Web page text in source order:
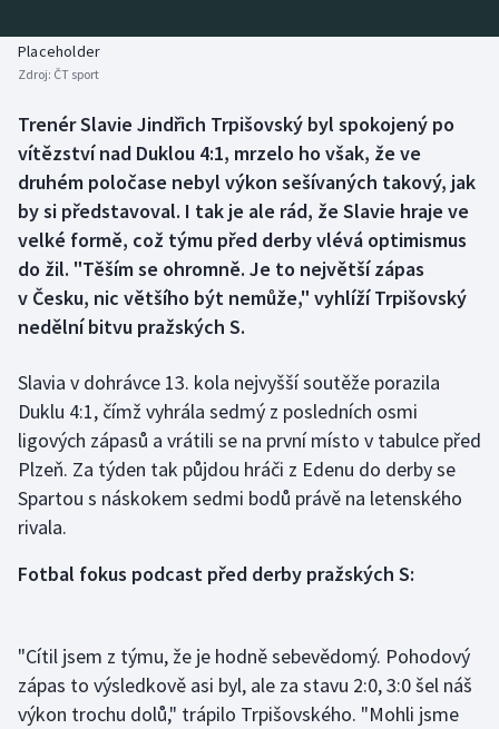
Biatlon
Box
Curling
Dostihy
Florbal
Golf
Gymnastika
Házená
Jezdectví
Krasobruslení
Aplikace ČT sport
Placeholder
Zdroj: ČT sport
Trenér Slavie Jindřich Trpišovský byl spokojený po
vítězství nad Duklou 4:1, mrzelo ho však, že ve
druhém poločase nebyl výkon sešívaných takový, jak
by si představoval. I tak je ale rád, že Slavie hraje ve
velké formě, což týmu před derby vlévá optimismus
do žil. "Těším se ohromně. Je to největší zápas
v Česku, nic většího být nemůže," vyhlíží Trpišovský
nedělní bitvu pražských S.
Slavia v dohrávce 13. kola nejvyšší soutěže porazila
Duklu 4:1, čímž vyhrála sedmý z posledních osmi
ligových zápasů a vrátili se na první místo v tabulce před
Plzeň. Za týden tak půjdou hráči z Edenu do derby se
Spartou s náskokem sedmi bodů právě na letenského
rivala.
Fotbal fokus podcast před derby pražských S:
"Cítil jsem z týmu, že je hodně sebevědomý. Pohodový
zápas to výsledkově asi byl, ale za stavu 2:0, 3:0 šel náš
výkon trochu dolů," trápilo Trpišovského. "Mohli jsme